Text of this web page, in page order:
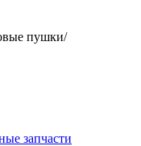
пушки/